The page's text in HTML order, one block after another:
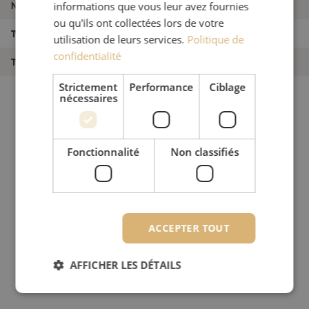
Numéro d'article M00000420
Type de produit Système LISA ODF
Type de produit
informations que vous leur avez fournies
ou qu'ils ont collectées lors de votre
utilisation de leurs services. Politique de
confidentialité
Strictement
nécessaires
Performance Ciblage
Fonctionnalité Non classifiés
ACCEPTER TOUT
AFFICHER LES DÉTAILS